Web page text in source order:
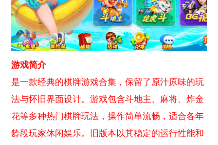
游戏简介
是一款经典的棋牌游戏合集，保留了原汁原味的玩
法与怀旧界面设计。游戏包含斗地主、麻将、炸金
花等多种热门棋牌玩法，操作简单流畅，适合各年
龄段玩家休闲娱乐。旧版本以其稳定的运行性能和